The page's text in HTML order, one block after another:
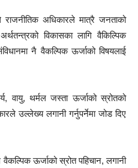
अधिकारले मात्रै जनताको
विकासका लागि वैकिल्पिक
नै वैकल्पिक ऊर्जाको विषयलाई
वायु, थर्मल जस्ता ऊर्जाको स्रोतको
उल्लेख्य लगानी गर्नुपर्नेमा जोड दिए
ऊर्जाको स्रोत पहिचान, लगानी